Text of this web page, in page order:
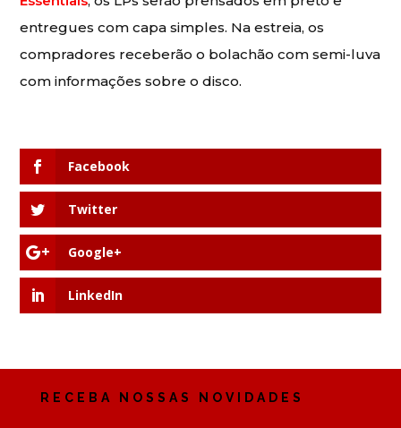
entregues com capa simples. Na estreia, os
compradores receberão o bolachão com semi-luva
com informações sobre o disco.
Facebook
Twitter
Google+
LinkedIn
RECEBA NOSSAS NOVIDADES